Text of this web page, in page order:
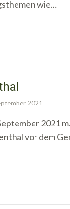
wie…
2021
2021
vor dem